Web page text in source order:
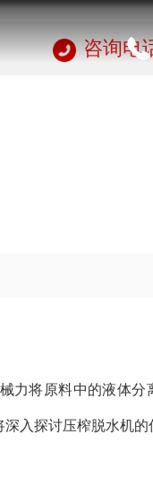
咨询电
力将原料中的液体分
入探讨压榨脱水机